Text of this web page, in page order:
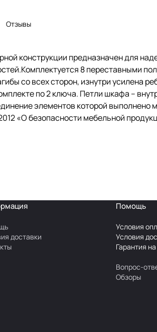
Отзывы
конструкции предназначен для
8 переставными
со всех сторон, изнутри
по 2 ключа. Петли шкафа –
элементов которой
«О безопасности мебельной
доставки
Помощь
Условия
Условия
Гарантия
Вопрос-
Обзоры